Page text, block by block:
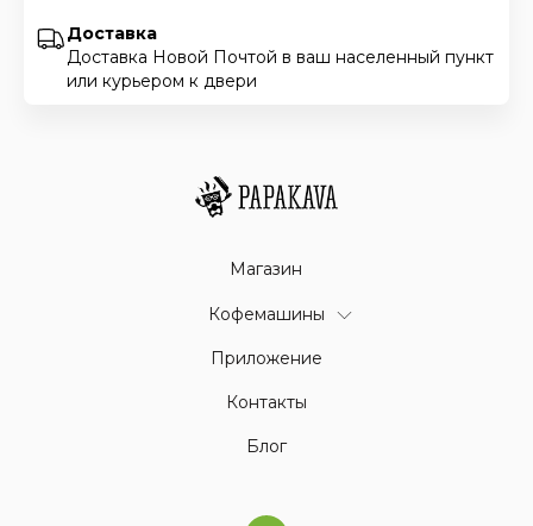
Доставка
Доставка Новой Почтой в ваш населенный пункт
или курьером к двери
Магазин
Кофемашины
Приложение
Контакты
Блог